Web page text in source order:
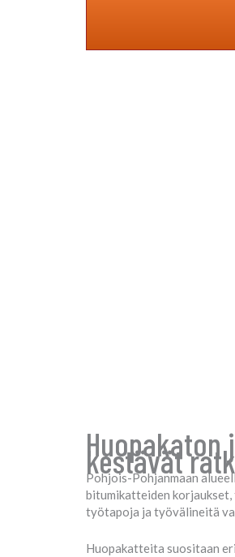
kestävät
Pohjois-Pohjanmaan
bitumikatteiden korjaukset,
työtapoja ja työvälineitä
Huopakatteita suositaan